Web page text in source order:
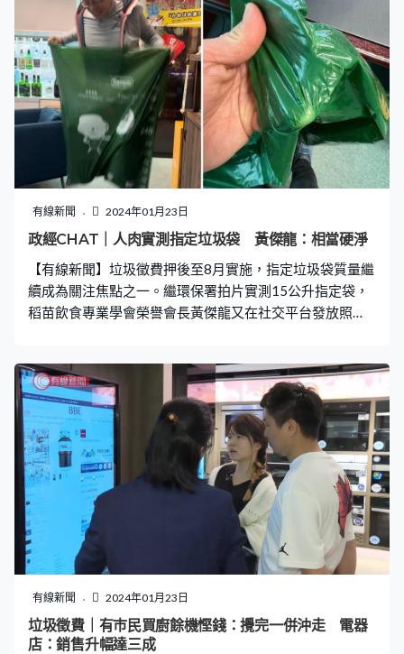
傳垃圾徵費。
有線新聞 2024年01月23日
政經CHAT｜人肉實測指定垃圾袋 黃傑龍：相當硬淨
【有線新聞】垃圾徵費押後至8月實施，指定垃圾袋質量繼
續成為關注焦點之一。繼環保署拍片實測15公升指定袋，
稻苗飲食專業學會榮譽會長黃傑龍又在社交平台發放照
發帖，他站在垃圾袋內跳躍，垃圾袋無穿無爛(見圖)。「經
我呢件動態大型垃圾初步絕密測試”Sample”240L商用指定
垃圾袋，都相當硬淨，就算龍爪手吉住嗰部份都冇穿。呢
個袋真實購買嘅時候$26.4（$0.11×240）。」 黃傑龍測
試的商用垃圾袋一個要26元4角，即每公升垃圾盛惠1毫1
仙，不少網民覺得貴「小型食肆點搞，個袋咁貴」、「政
府咁樣好過去打劫」，又有網民關注垃圾袋質量，
「sample梗係好，之後就會慢慢變差」，其中「千頌C」亦
留言指「硬淨過恒指」，黃傑龍就回覆「恒指直頭係同我
跳起之後一樣，free fall」。 黃傑龍今早(23日)在電台表
示，據他的實測，指定垃圾袋「越細越薄，越大越厚」。
小型垃圾袋，跟平時用的垃圾袋厚薄相若。
有線新聞 2024年01月23日
垃圾徵費｜有巿民買廚餘機慳錢：攪完一併沖走 電器
店：銷售升幅達三成